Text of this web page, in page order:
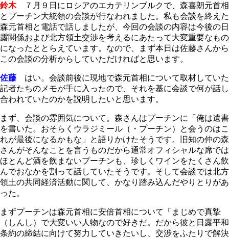
鈴木７月９日にロシアのエカテリンブルクで、森喜朗元首相
とプーチン大統領の会談が行なわれました。私も会談を終えた
森元首相と電話で話しましたが、今回の会談の内容は今後の日
露関係および北方領土交渉を考えるにあたって大変重要なもの
になったととらえています。なので、まず本日は佐藤さんから
この会談の分析からしていただければと思います。
佐藤 はい。会談前後に現地で森元首相について取材していた
記者たちのメモが手に入ったので、それを基に会談で何が話し
合われていたのかを説明したいと思います。
まず、会談の雰囲気について。森さんはプーチンに「俺は遺書
を書いた。おそらくウラジミール（・プーチン）と会うのはこ
れが最後になるかもな」と語りかけたそうです。旧知の仲の森
さんがそんなことを言うものだから通常オフィシャルな席では
ほとんど酒を飲まないプーチンも、珍しくワインをたくさん飲
んでおなかを割って話していたそうです。そして会談では北方
領土の共同経済活動に関して、かなり踏み込んだやりとりがあ
った。
まずプーチンは森元首相に安倍首相について「まじめで真摯
（しんし）で大変いい人物なので好きだ。だから彼と日露平和
条約の締結に向けて努力していきたいし、交渉をふたりで解決